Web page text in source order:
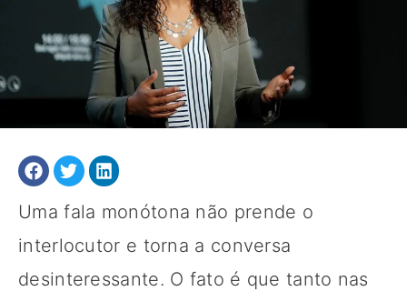
Uma fala monótona não prende o
interlocutor e torna a conversa
desinteressante. O fato é que tanto nas